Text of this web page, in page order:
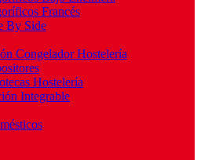
Francés
By Side
Congelador Hostelería
Hostelería
Integrable